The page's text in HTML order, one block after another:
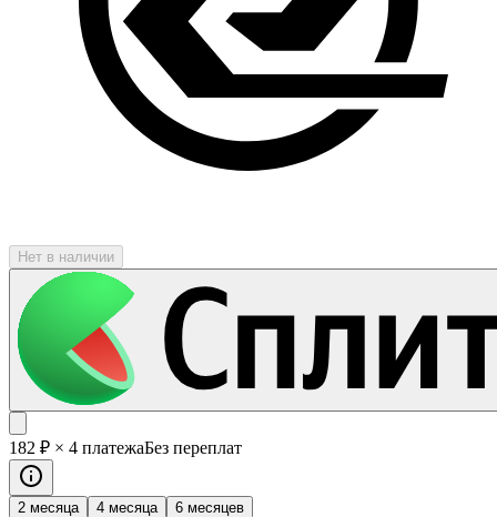
Нет в наличии
182 ₽ × 4 платежаБез переплат
2 месяца 4 месяца 6 месяцев